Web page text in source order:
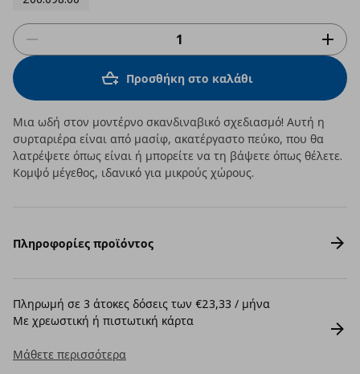
Προσθήκη στο καλάθι
Μια ωδή στον μοντέρνο σκανδιναβικό σχεδιασμό! Αυτή η
συρταριέρα είναι από μασίφ, ακατέργαστο πεύκο, που θα
λατρέψετε όπως είναι ή μπορείτε να τη βάψετε όπως θέλετε.
Κομψό μέγεθος, ιδανικό για μικρούς χώρους.
Πληροφορίες προϊόντος
Πληρωμή σε 3 άτοκες δόσεις των €23,33 / μήνα
Με χρεωστική ή πιστωτική κάρτα
Μάθετε περισσότερα